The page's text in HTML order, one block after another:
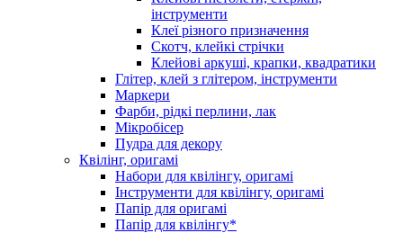
інструменти
Клеї різного призначення
Скотч, клейкі стрічки
Клейові аркуші, крапки, квадратики
Глітер, клей з глітером, інструменти
Маркери
Фарби, рідкі перлини, лак
Мікробісер
Пудра для декору
Квілінг, оригамі
Набори для квілінгу, оригамі
Інструменти для квілінгу, оригамі
Папір для оригамі
Папір для квілінгу*